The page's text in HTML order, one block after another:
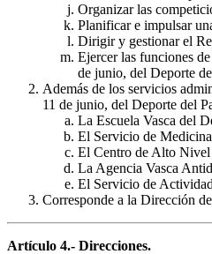
Organizar las
Planificar e impulsar
Dirigir y gestionar el
Ejercer las funciones
de junio, del Deporte
Además de los servicios
11 de junio, del Deporte del
La Escuela Vasca del
El Servicio de
El Centro de Alto Nivel
La Agencia Vasca
El Servicio de
Corresponde a la Dirección
Artículo 4.- Direcciones.